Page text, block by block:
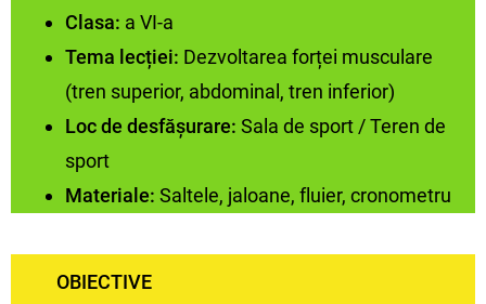
Clasa: a VI-a
Tema lecției: Dezvoltarea forței musculare
(tren superior, abdominal, tren inferior)
Loc de desfășurare: Sala de sport / Teren de
sport
Materiale: Saltele, jaloane, fluier, cronometru
OBIECTIVE